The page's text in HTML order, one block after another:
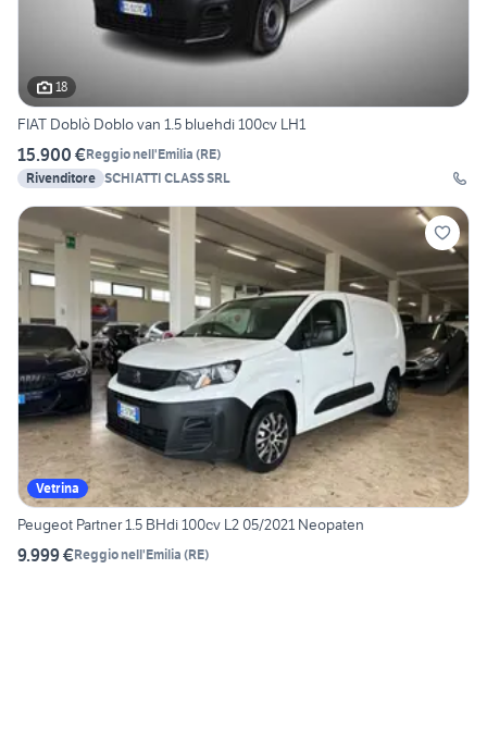
18
FIAT Doblò Doblo van 1.5 bluehdi 100cv LH1
15.900 €Reggio nell'Emilia (RE)
Rivenditore SCHIATTI CLASS SRL
Vetrina
Peugeot Partner 1.5 BHdi 100cv L2 05/2021 Neopaten
9.999 €Reggio nell'Emilia (RE)